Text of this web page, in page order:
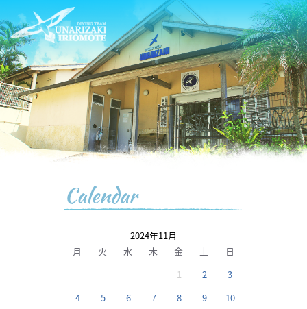
Calendar
2024年11月
月
火 水 木 金 土 日
1 2
3
4
5 6 7 8 9
10